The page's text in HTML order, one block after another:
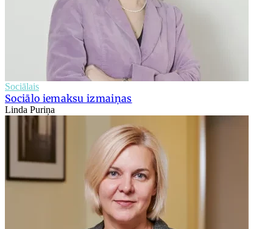
Sociālais
Sociālo iemaksu izmaiņas
Linda Puriņa